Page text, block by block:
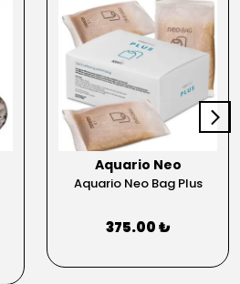
Aquario Neo
Aquario Neo Bag Plus
375.00 ₺